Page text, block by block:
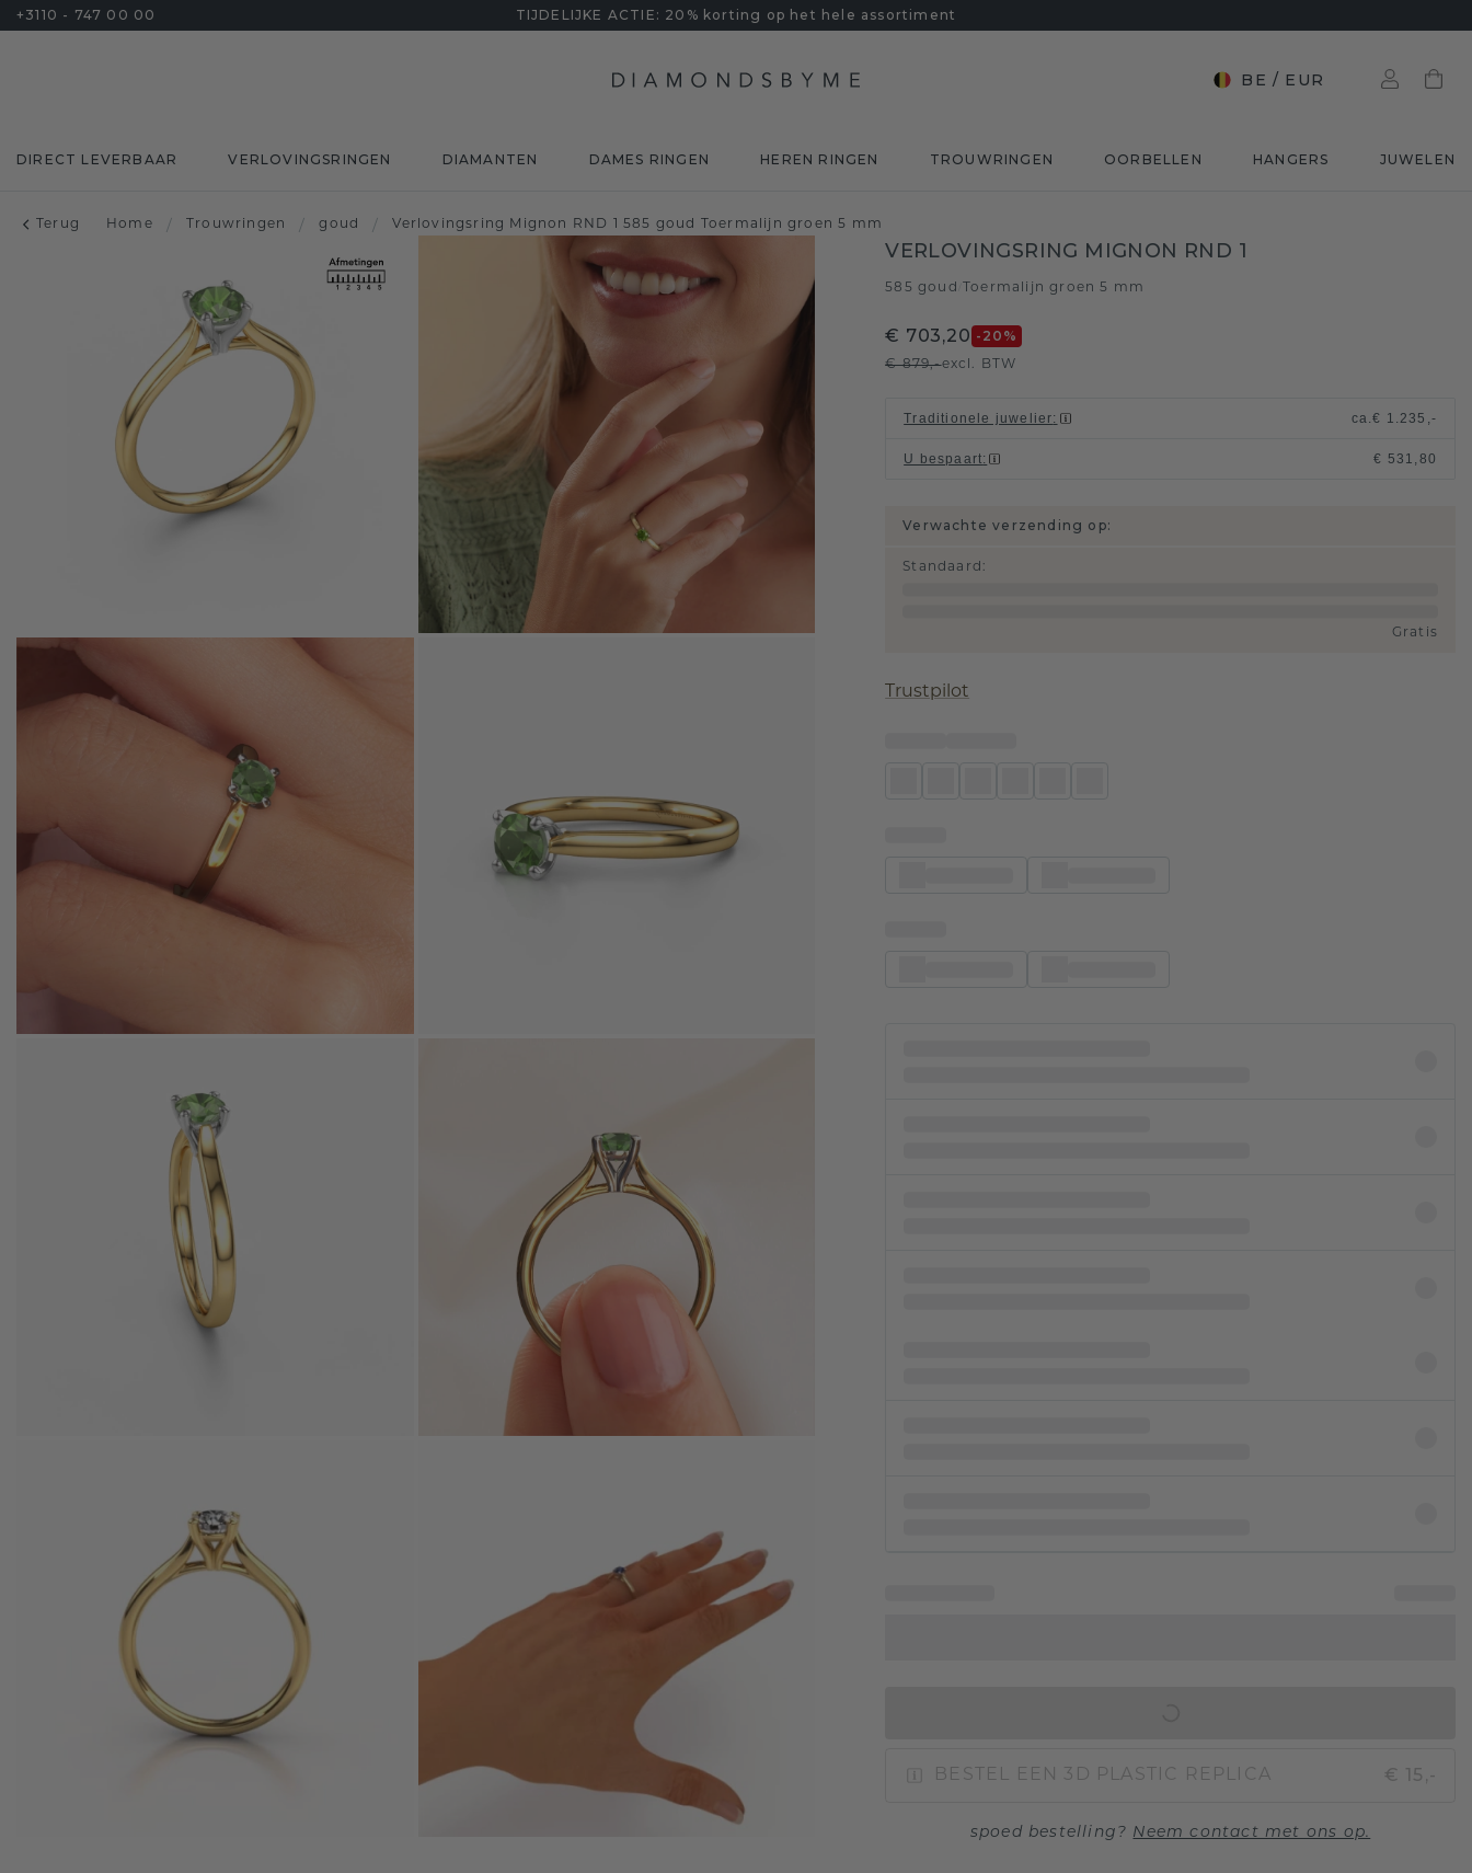
+3110 - 747 00 00 TIJDELIJKE ACTIE: 20% korting op het hele assortiment
BE / EUR
DIRECT LEVERBAAR VERLOVINGSRINGEN DIAMANTEN DAMES RINGEN HEREN RINGEN TROUWRINGEN OORBELLEN HANGERS JUWELEN
Terug Home / Trouwringen / goud / Verlovingsring Mignon RND 1 585 goud Toermalijn groen 5 mm
VERLOVINGSRING MIGNON RND 1
585 goud Toermalijn groen 5 mm
€ 703,20 -20 %
€ 879,-excl. BTW
Traditionele juwelier: ca.€ 1.235,-
U bespaart: € 531,80
Verwachte verzending op:
Standaard :
Gratis
Trustpilot
BESTEL EEN 3D PLASTIC REPLICA € 15,-
spoed bestelling? Neem contact met ons op.